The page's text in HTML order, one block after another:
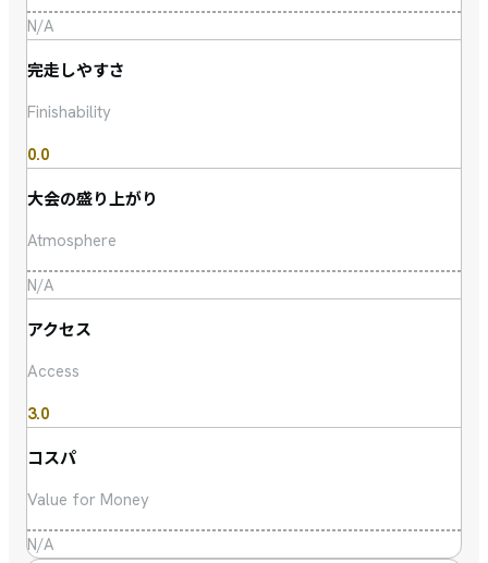
N/A
完走しやすさ
Finishability
0.0
大会の盛り上がり
Atmosphere
N/A
アクセス
Access
3.0
コスパ
Value for Money
N/A